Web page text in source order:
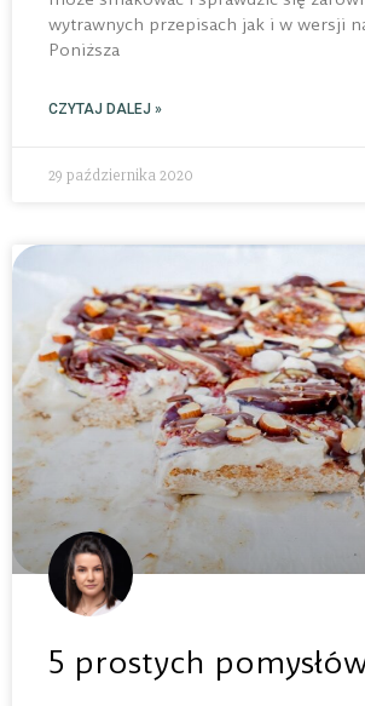
wytrawnych przepisach jak i w wersji
Poniższa
CZYTAJ DALEJ »
29 października 2020
5 prostych